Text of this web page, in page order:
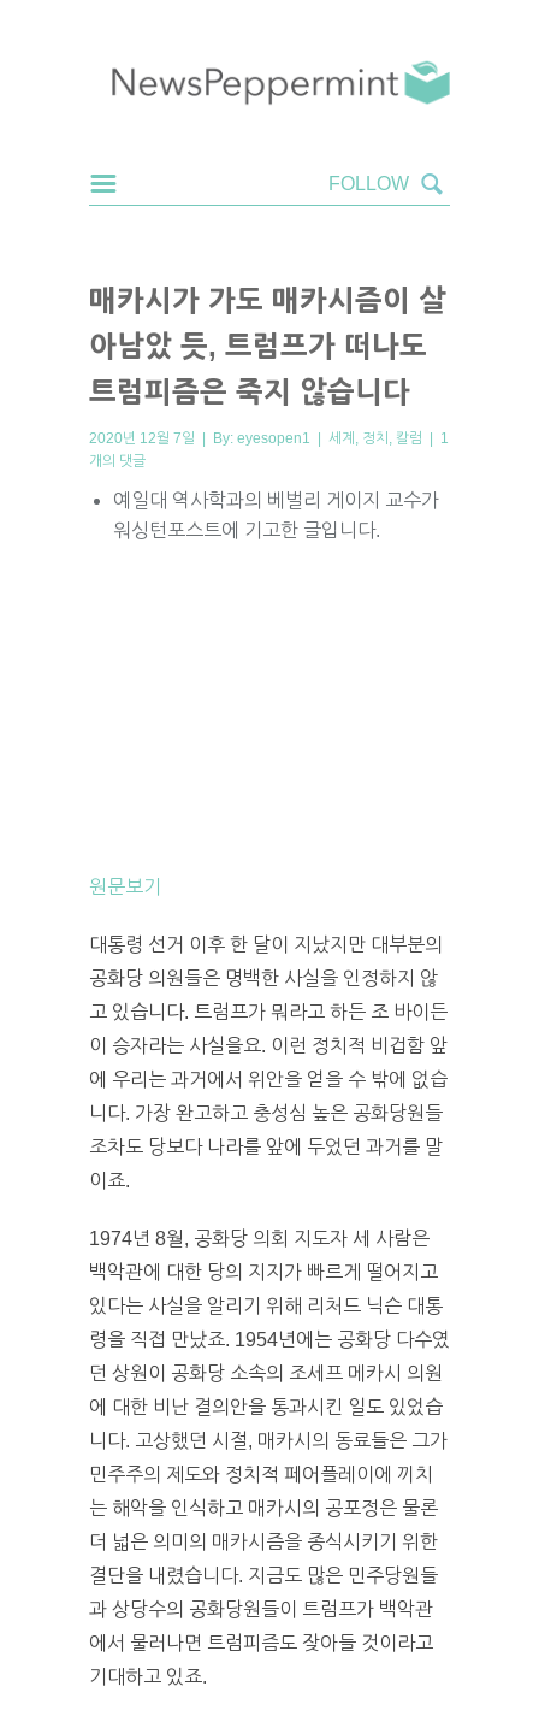
매카시가 가도 매카시즘이 살
아남았 듯, 트럼프가 떠나도
트럼피즘은 죽지 않습니다
2020년 12월 7일 | By: eyesopen1 | 세계 정치 칼럼 | 1
개의 댓글
예일대 역사학과의 베벌리 게이지 교수가
워싱턴포스트에 기고한 글입니다.
원문보기
대통령 선거 이후 한 달이 지났지만 대부분의
공화당 의원들은 명백한 사실을 인정하지 않
고 있습니다. 트럼프가 뭐라고 하든 조 바이든
이 승자라는 사실을요. 이런 정치적 비겁함 앞
에 우리는 과거에서 위안을 얻을 수 밖에 없습
니다. 가장 완고하고 충성심 높은 공화당원들
조차도 당보다 나라를 앞에 두었던 과거를 말
이죠.
1974년 8월, 공화당 의회 지도자 세 사람은
백악관에 대한 당의 지지가 빠르게 떨어지고
있다는 사실을 알리기 위해 리처드 닉슨 대통
령을 직접 만났죠. 1954년에는 공화당 다수였
던 상원이 공화당 소속의 조세프 메카시 의원
에 대한 비난 결의안을 통과시킨 일도 있었습
니다. 고상했던 시절, 매카시의 동료들은 그가
민주주의 제도와 정치적 페어플레이에 끼치
는 해악을 인식하고 매카시의 공포정은 물론
더 넓은 의미의 매카시즘을 종식시키기 위한
결단을 내렸습니다. 지금도 많은 민주당원들
과 상당수의 공화당원들이 트럼프가 백악관
에서 물러나면 트럼피즘도 잦아들 것이라고
기대하고 있죠.